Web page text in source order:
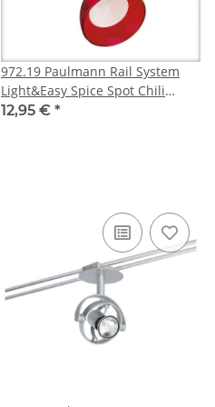
972.19 Paulmann Rail System
Light&Easy Spice Spot Chili
1x35W GU5,3 Chrom/Rot tra
12,95 € *